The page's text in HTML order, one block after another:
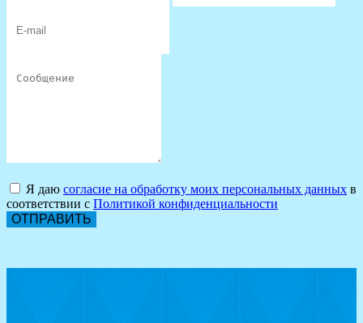
Я даю согласие на обработку моих персональных данных в
соответствии с Политикой конфиденциальности
ОТПРАВИТЬ